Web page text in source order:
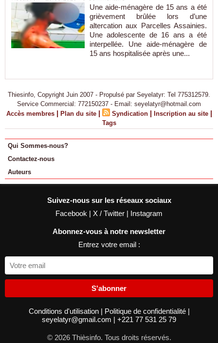
Une aide-ménagère de 15 ans a été
grièvement brûlée lors d’une
altercation aux Parcelles Assainies.
Une adolescente de 16 ans a été
interpellée. Une aide-ménagère de
15 ans hospitalisée après une...
Thiesinfo, Copyright Juin 2007 - Propulsé par Seyelatyr: Tel 775312579.
Service Commercial: 772150237 - Email: seyelatyr@hotmail.com
Accès membres | Plan du site | Syndication | Inscription au site |
Tags
Qui Sommes-nous?
Contactez-nous
Auteurs
Suivez-nous sur les réseaux sociaux
Facebook | X / Twitter | Instagram
Abonnez-vous à notre newsletter
Entrez votre email :
S'abonner
Conditions d'utilisation | Politique de confidentialité |
seyelatyr@gmail.com | +221 77 531 25 79
© 2026 Thièsinfo. Tous droits réservés.